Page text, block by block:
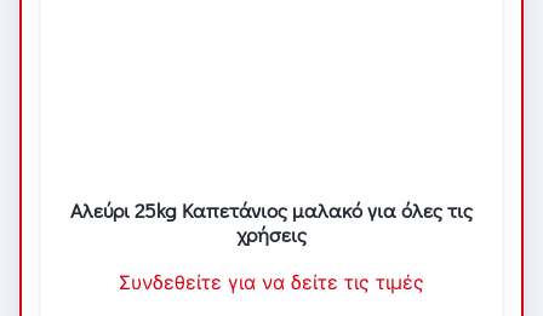
Αλεύρι 25kg Καπετάνιος μαλακό για όλες τις
χρήσεις
Συνδεθείτε για να δείτε τις τιμές